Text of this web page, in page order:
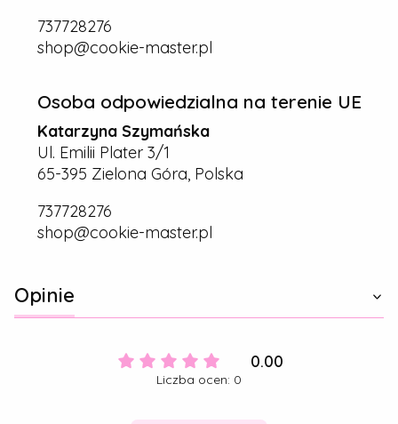
737728276
shop@cookie-master.pl
Osoba odpowiedzialna na terenie UE
Katarzyna Szymańska
Ul. Emilii Plater 3/1
65-395 Zielona Góra, Polska
737728276
shop@cookie-master.pl
Opinie
0.00
Liczba ocen: 0